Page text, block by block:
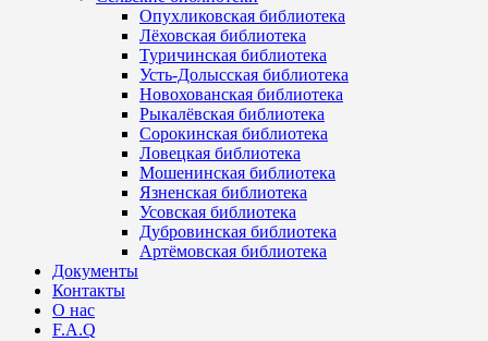
Опухликовская библиотека
Лёховская библиотека
Туричинская библиотека
Усть-Долысская библиотека
Новохованская библиотека
Рыкалёвская библиотека
Сорокинская библиотека
Ловецкая библиотека
Мошенинская библиотека
Язненская библиотека
Усовская библиотека
Дубровинская библиотека
Артёмовская библиотека
Документы
Контакты
О нас
F.A.Q